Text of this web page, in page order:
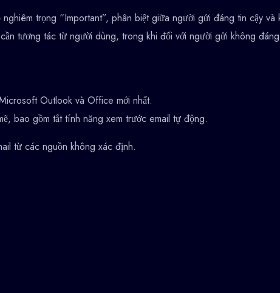
trọng “Important”, phân biệt giữa người gửi đáng tin cậy
tương tác từ người dùng, trong khi đối với người gửi không
Outlook và Office mới nhất.
bao gồm tắt tính năng xem trước email tự động.
từ các nguồn không xác định.